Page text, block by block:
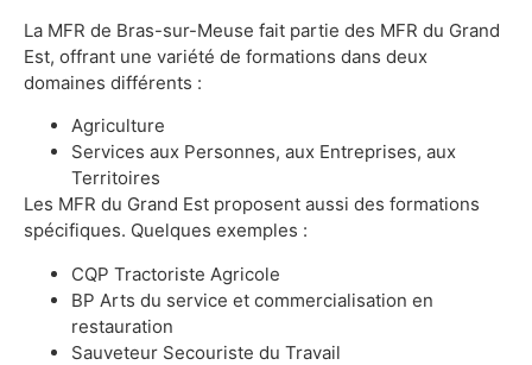
La MFR de Bras-sur-Meuse fait partie des MFR du Grand
Est, offrant une variété de formations dans deux
domaines différents :
Agriculture
Services aux Personnes, aux Entreprises, aux
Territoires
Les MFR du Grand Est proposent aussi des formations
spécifiques. Quelques exemples :
CQP Tractoriste Agricole
BP Arts du service et commercialisation en
restauration
Sauveteur Secouriste du Travail